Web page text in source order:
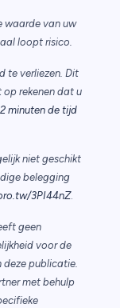
waarde van uw
loopt risico.
te verliezen. Dit
op rekenen dat u
minuten de tijd
niet geschikt
belegging
3PI44nZ.
geen
voor de
deze publicatie.
met behulp